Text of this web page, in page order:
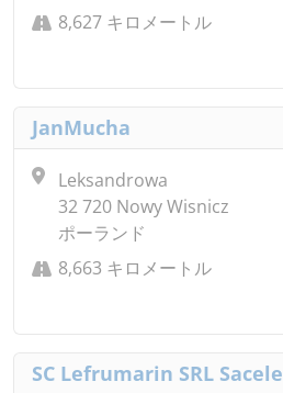
8,627 キロメートル
JanMucha
Leksandrowa
32 720 Nowy Wisnicz
ポーランド
8,663 キロメートル
SC Lefrumarin SRL Sacele